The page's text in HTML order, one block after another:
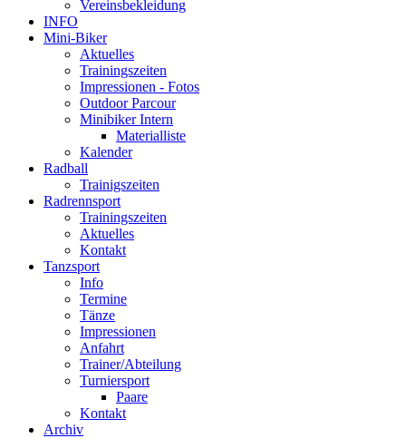
Vereinsbekleidung
INFO
Mini-Biker
Aktuelles
Trainingszeiten
Impressionen - Fotos
Outdoor Parcour
Minibiker Intern
Materialliste
Kalender
Radball
Trainigszeiten
Radrennsport
Trainingszeiten
Aktuelles
Kontakt
Tanzsport
Info
Termine
Tänze
Impressionen
Anfahrt
Trainer/Abteilung
Turniersport
Paare
Kontakt
Archiv